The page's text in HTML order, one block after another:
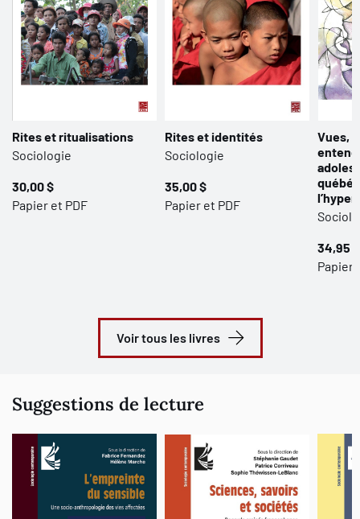
Rites et ritualisations
Sociologie
30,00 $
Papier et PDF
Rites et identités
Sociologie
35,00 $
Papier et PDF
Vues,
34,95 $
Papier
Voir tous les livres
Suggestions de lecture